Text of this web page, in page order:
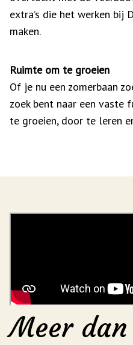
extra’s die het werken bij
maken.
Ruimte om te groeien
Of je nu een zomerbaan
zoek bent naar een vaste
te groeien, door te leren
Meer